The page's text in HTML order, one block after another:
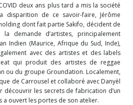
deux ans plus tard a mis la société
disparition de ce savoir-faire, Jérôme
dont fait partie Sakifo, décident de
demande d’artistes, principalement
Indien (Maurice, Afrique du Sud, Inde),
avec des artistes et des labels
qui produit des artistes de reggae
ou du groupe Groundation. Localement,
de Carrousel et collaboré avec Danyèl
découvrir les secrets de fabrication d’un
a ouvert les portes de son atelier.